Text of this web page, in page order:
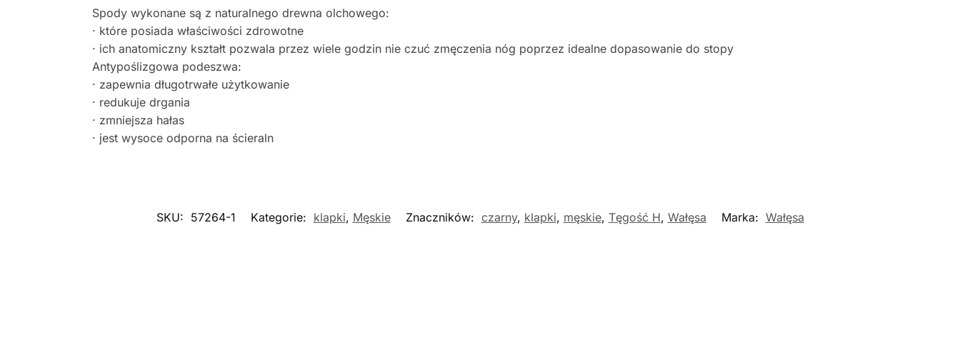
Spody wykonane są z naturalnego drewna olchowego:
· które posiada właściwości zdrowotne
· ich anatomiczny kształt pozwala przez wiele godzin nie czuć zmęczenia nóg poprzez idealne dopasowanie do stopy
Antypoślizgowa podeszwa:
· zapewnia długotrwałe użytkowanie
· redukuje drgania
· zmniejsza hałas
· jest wysoce odporna na ścieraln
SKU: 57264-1 Kategorie: klapki, Męskie Znaczników: czarny, klapki, męskie, Tęgość H, Wałęsa Marka: Wałęsa